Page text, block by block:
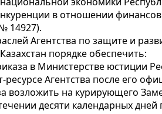
в отношении
14927).
Агентства по защите и
порядке обеспечить:
в Министерстве юстиции
Агентства после его
на курирующего
десяти календарных